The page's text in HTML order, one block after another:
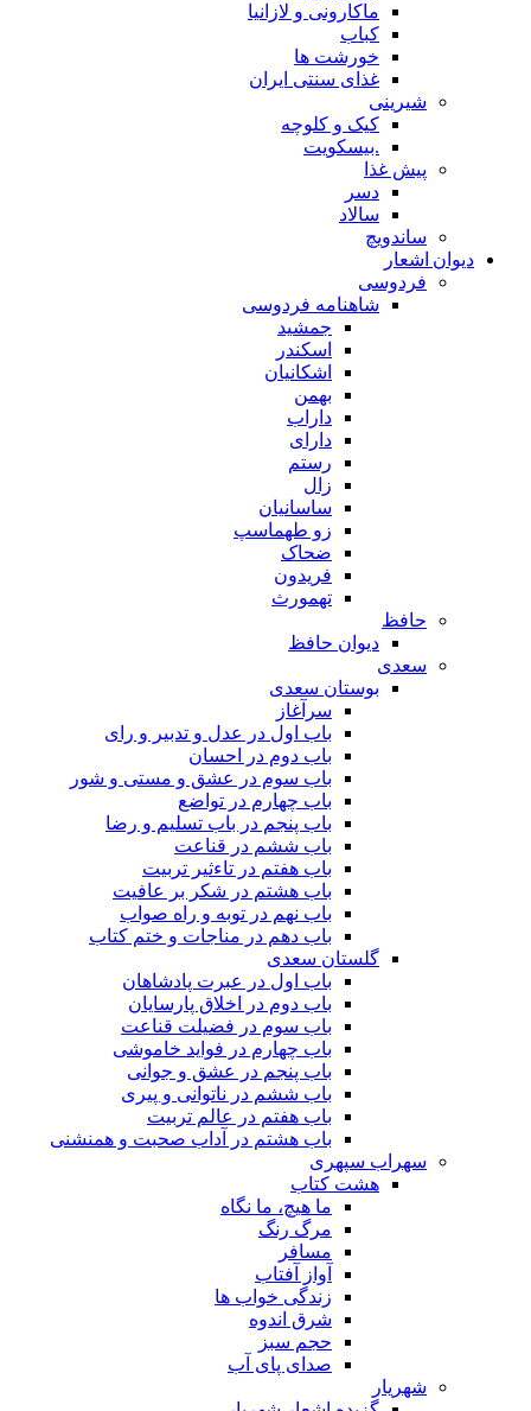
ماکارونی و لازانیا
کباب
خورشت ها
غذای سنتی ایران
شیرینی
کیک و کلوچه
.بیسکویت
پیش غذا
دسر
سالاد
ساندویچ
دیوان اشعار
فردوسی
شاهنامه فردوسی
جمشید
اسکندر
اشکانیان
بهمن
داراب
دارای
رستم
زال
ساسانیان
زو طهماسپ‏
ضحاک
فریدون
تهمورث
حافظ
دیوان حافظ
سعدی
بوستان سعدی
سرآغاز
باب اول در عدل و تدبیر و رای
باب دوم در احسان
باب سوم در عشق و مستی و شور
باب چهارم در تواضع
باب پنجم در باب تسلیم و رضا
باب ششم در قناعت
باب هفتم در تاءثیر تربیت
باب هشتم در شکر بر عافیت
باب نهم در توبه و راه صواب
باب دهم در مناجات و ختم کتاب
گلستان سعدی
باب اول در عبرت پادشاهان
باب دوم در اخلاق پارسایان
باب سوم در فضیلت قناعت
باب چهارم در فواید خاموشى
باب پنجم در عشق و جوانى
باب ششم در ناتوانى و پیرى
باب هفتم در عالم تربیت
باب هشتم در آداب صحبت و همنشنى
سهراب سپهری
هشت کتاب
ما هیچ، ما نگاه
مرگ رنگ
مسافر
آواز آفتاب
زندگی خواب ها
شرق اندوه
حجم سبز
صدای پای آب
شهریار